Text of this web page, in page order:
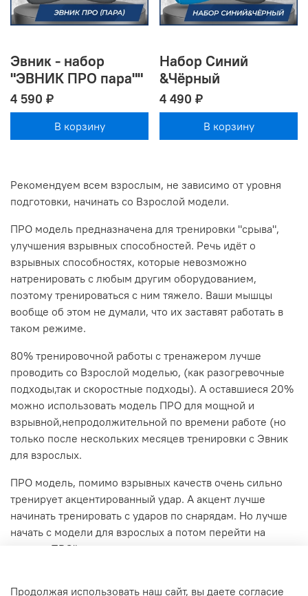
Эвник - набор
"ЭВНИК ПРО пара""
4 590 ₽
В корзину
Набор Синий
&Чёрный
4 490 ₽
В корзину
Рекомендуем всем взрослым, не зависимо от уровня
подготовки, начинать со Взрослой модели.
ПРО модель предназначена для тренировки "срыва",
улучшения взрывных способностей. Речь идёт о
взрывных способностях, которые невозможно
натренировать с любым другим оборудованием,
поэтому тренироваться с ним тяжело. Ваши мышцы
вообще об этом не думали, что их заставят работать в
таком режиме.
80% тренировочной работы с тренажером лучше
проводить со Взрослой моделью, (как разогревочные
подходы,так и скоростные подходы). А оставшиеся 20%
можно использовать модель ПРО для мощной и
взрывной,непродолжительной по времени работе (но
только после нескольких месяцев тренировки с Эвник
для взрослых.
ПРО модель, помимо взрывных качеств очень сильно
тренирует акцентированный удар. А акцент лучше
начинать тренировать с ударов по снарядам. Но лучше
начать с модели для взрослых а потом перейти на
модель ПРО"
Продолжая использовать наш сайт, вы даете согласие